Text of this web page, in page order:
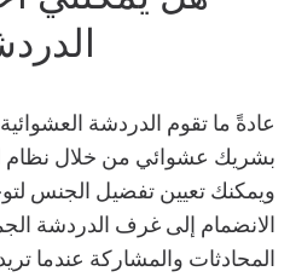
بشريك عشوائي من خلال نظام
ويمكنك تعيين تفضيل الجنس
الانضمام إلى غرف الدردشة
المحادثات والمشاركة عندما